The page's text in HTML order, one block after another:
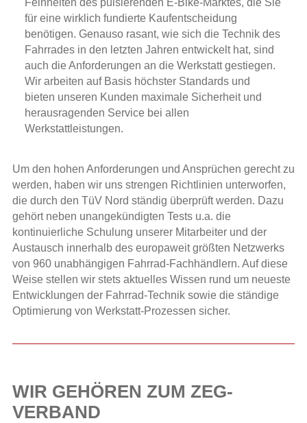
Feinheiten des pulsierenden E-Bike-Marktes, die Sie
für eine wirklich fundierte Kaufentscheidung
benötigen. Genauso rasant, wie sich die Technik des
Fahrrades in den letzten Jahren entwickelt hat, sind
auch die Anforderungen an die Werkstatt gestiegen.
Wir arbeiten auf Basis höchster Standards und
bieten unseren Kunden maximale Sicherheit und
herausragenden Service bei allen
Werkstattleistungen.
Um den hohen Anforderungen und Ansprüchen gerecht zu
werden, haben wir uns strengen Richtlinien unterworfen,
die durch den TüV Nord ständig überprüft werden. Dazu
gehört neben unangekündigten Tests u.a. die
kontinuierliche Schulung unserer Mitarbeiter und der
Austausch innerhalb des europaweit größten Netzwerks
von 960 unabhängigen Fahrrad-Fachhändlern. Auf diese
Weise stellen wir stets aktuelles Wissen rund um neueste
Entwicklungen der Fahrrad-Technik sowie die ständige
Optimierung von Werkstatt-Prozessen sicher.
WIR GEHÖREN ZUM ZEG-
VERBAND